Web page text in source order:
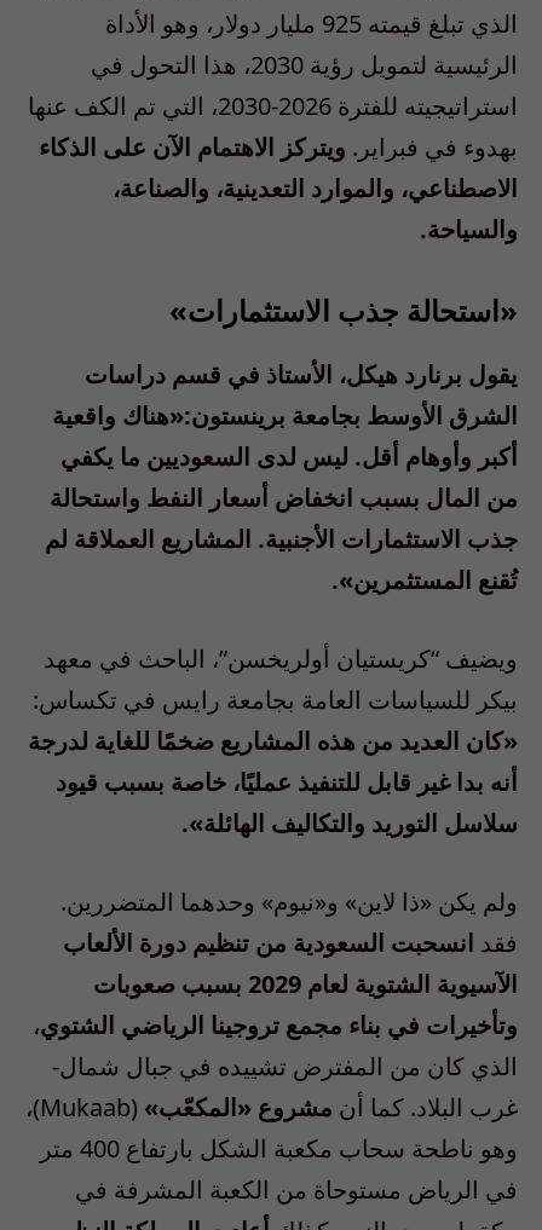
الذي تبلغ قيمته 925 مليار دولار، وهو الأداة
الرئيسية لتمويل رؤية 2030، هذا التحول في
استراتيجيته للفترة 2026-2030، التي تم الكف عنها
بهدوء في فبراير. ويتركز الاهتمام الآن على الذكاء
الاصطناعي، والموارد التعدينية، والصناعة،
والسياحة.
«استحالة جذب الاستثمارات»
يقول برنارد هيكل، الأستاذ في قسم دراسات
الشرق الأوسط بجامعة برينستون:«هناك واقعية
أكبر وأوهام أقل. ليس لدى السعوديين ما يكفي
من المال بسبب انخفاض أسعار النفط واستحالة
جذب الاستثمارات الأجنبية. المشاريع العملاقة لم
تُقنع المستثمرين».
ويضيف “كريستيان أولريخسن”، الباحث في معهد
بيكر للسياسات العامة بجامعة رايس في تكساس:
«كان العديد من هذه المشاريع ضخمًا للغاية لدرجة
أنه بدا غير قابل للتنفيذ عمليًا، خاصة بسبب قيود
سلاسل التوريد والتكاليف الهائلة».
ولم يكن «ذا لاين» و«نيوم» وحدهما المتضررين.
فقد انسحبت السعودية من تنظيم دورة الألعاب
الآسيوية الشتوية لعام 2029 بسبب صعوبات
وتأخيرات في بناء مجمع تروجينا الرياضي الشتوي،
الذي كان من المفترض تشييده في جبال شمال-
غرب البلاد. كما أن مشروع «المكعّب»
(Mukaab)،
وهو ناطحة سحاب مكعبة الشكل بارتفاع 400 متر
في الرياض مستوحاة من الكعبة المشرفة في